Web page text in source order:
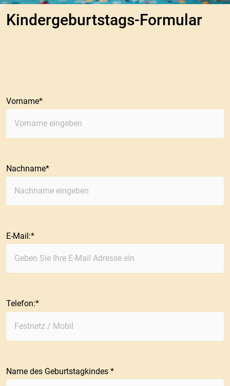
Kindergeburtstags-Formular
Vorname
Nachname
E-Mail:
Telefon:
Name des Geburtstagkindes